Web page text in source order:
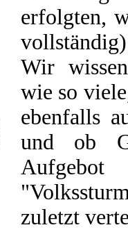
erfolgten,
Wir
wie so
ebenfalls
und ob
zuletzt